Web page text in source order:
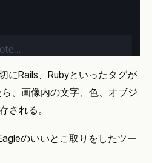
にRails、Rubyといったタグが
、画像内の文字、色、オブジ
される。
のいいとこ取りをしたツー